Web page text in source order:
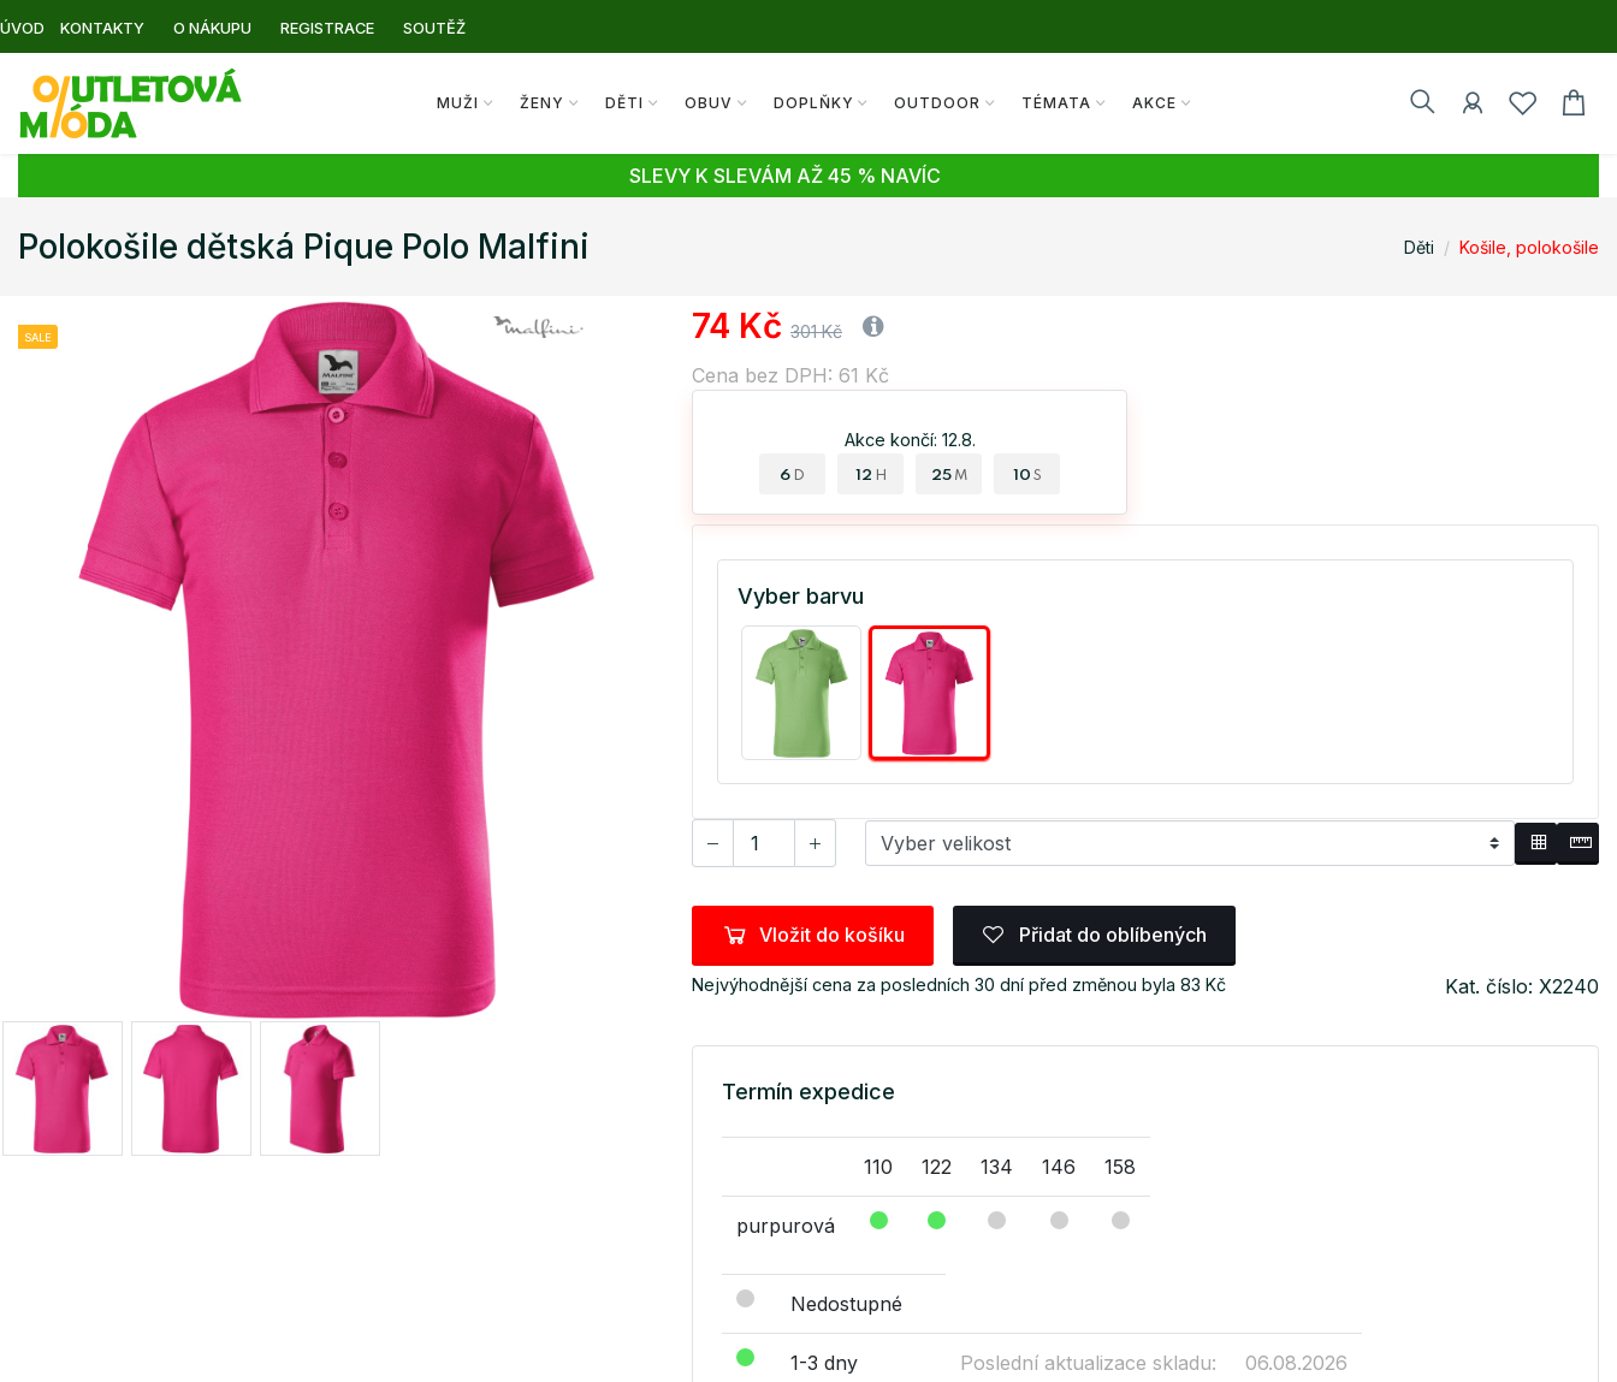
ÚVOD KONTAKTY O NÁKUPU REGISTRACE SOUTĚŽ
MUŽI ŽENY DĚTI OBUV DOPLŇKY OUTDOOR TÉMATA AKCE
SLEVY K SLEVÁM AŽ 45 % NAVÍC
Polokošile dětská Pique Polo Malfini Děti Košile, polokošile
SALE 74 Kč 301 Kč
Cena bez DPH: 61 Kč
Akce končí: 12.8.
6 D 12 H 25 M 09 S
Vyber barvu
Vložit do košíku Přidat do oblíbených
Nejvýhodnější cena za posledních 30 dní před změnou byla 83 Kč Kat. číslo: X2240
Termín expedice
110 122 134 146 158
purpurová
Nedostupné
1-3 dny Poslední aktualizace skladu: 06.08.2026